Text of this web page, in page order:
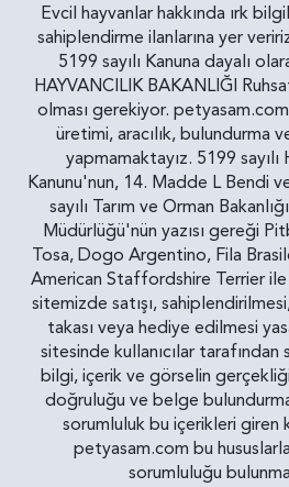
Evcil hayvanlar hakkında ırk
sahiplendirme ilanlarına yer
5199 sayılı Kanuna dayalı
HAYVANCILIK BAKANLIĞI
olması gerekiyor.
üretimi, aracılık, bulundurma
yapmamaktayız. 5199 sayılı
Kanunu'nun, 14. Madde L Bendi
sayılı Tarım ve Orman
Müdürlüğü'nün yazısı gereği
Tosa, Dogo Argentino, Fila
American Staffordshire Terrier ile
sitemizde satışı,
takası veya hediye edilmesi
sitesinde kullanıcılar
bilgi, içerik ve görselin
doğruluğu ve belge
sorumluluk bu içerikleri giren
petyasam.com bu
sorumluluğu